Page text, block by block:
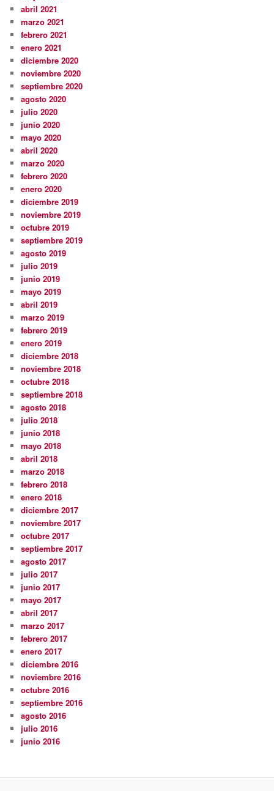
abril 2021
marzo 2021
febrero 2021
enero 2021
diciembre 2020
noviembre 2020
septiembre 2020
agosto 2020
julio 2020
junio 2020
mayo 2020
abril 2020
marzo 2020
febrero 2020
enero 2020
diciembre 2019
noviembre 2019
octubre 2019
septiembre 2019
agosto 2019
julio 2019
junio 2019
mayo 2019
abril 2019
marzo 2019
febrero 2019
enero 2019
diciembre 2018
noviembre 2018
octubre 2018
septiembre 2018
agosto 2018
julio 2018
junio 2018
mayo 2018
abril 2018
marzo 2018
febrero 2018
enero 2018
diciembre 2017
noviembre 2017
octubre 2017
septiembre 2017
agosto 2017
julio 2017
junio 2017
mayo 2017
abril 2017
marzo 2017
febrero 2017
enero 2017
diciembre 2016
noviembre 2016
octubre 2016
septiembre 2016
agosto 2016
julio 2016
junio 2016